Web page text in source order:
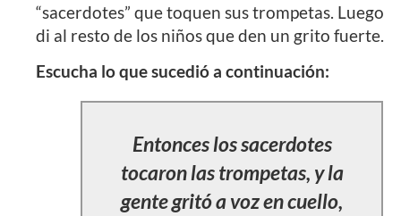
“sacerdotes” que toquen sus trompetas. Luego
di al resto de los niños que den un grito fuerte.
Escucha lo que sucedió a continuación:
Entonces los sacerdotes
tocaron las trompetas, y la
gente gritó a voz en cuello,